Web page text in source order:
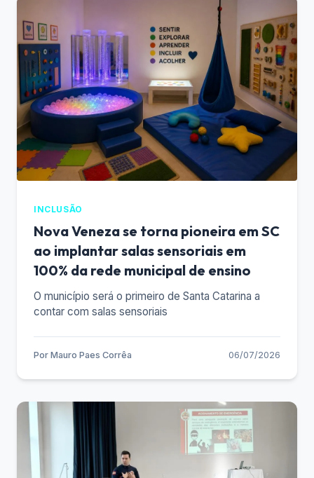
INCLUSÃO
Nova Veneza se torna pioneira em SC
ao implantar salas sensoriais em
100% da rede municipal de ensino
O município será o primeiro de Santa Catarina a
contar com salas sensoriais
Por Mauro Paes Corrêa 06/07/2026